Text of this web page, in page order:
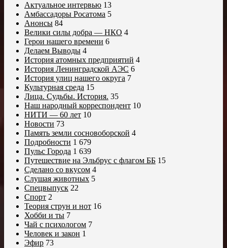
Актуальное интервью 13
Амбассадоры Росатома 5
Анонсы 84
Велики силы добра — НКО 4
Герои нашего времени 6
Делаем Выводы 4
История атомных предприятий 4
История Ленинградской АЭС 6
История улиц нашего округа 7
Культурная среда 15
Лица. Судьбы. История. 35
Наш народный корреспондент 10
НИТИ — 60 лет 10
Новости 73
Память земли сосновоборской 4
Подробности 1 679
Пульс Города 1 639
Путешествие на Эльбрус с флагом ББ 15
Сделано со вкусом 4
Слушая животных 5
Спецвыпуск 22
Спорт 2
Теория струн и нот 16
Хобби и ты 7
Чай с психологом 7
Человек и закон 1
Эфир 73